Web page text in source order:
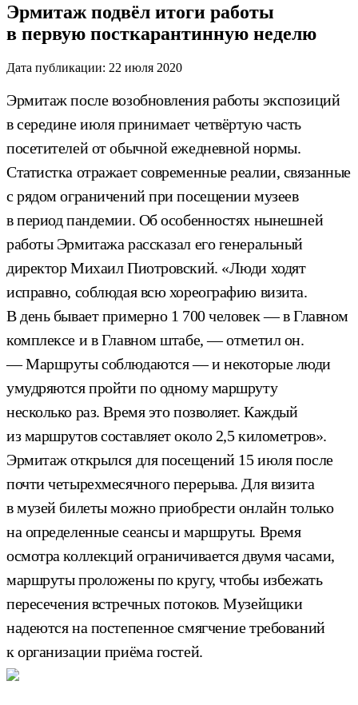
Эрмитаж подвёл итоги работы
в первую посткарантинную неделю
Дата публикации: 22 июля 2020
Эрмитаж после возобновления работы экспозиций
в середине июля принимает четвёртую часть
посетителей от обычной ежедневной нормы.
Статистка отражает современные реалии, связанные
с рядом ограничений при посещении музеев
в период пандемии. Об особенностях нынешней
работы Эрмитажа рассказал его генеральный
директор Михаил Пиотровский. «Люди ходят
исправно, соблюдая всю хореографию визита.
В день бывает примерно 1 700 человек — в Главном
комплексе и в Главном штабе, — отметил он.
— Маршруты соблюдаются — и некоторые люди
умудряются пройти по одному маршруту
несколько раз. Время это позволяет. Каждый
из маршрутов составляет около 2,5 километров».
Эрмитаж открылся для посещений 15 июля после
почти четырехмесячного перерыва. Для визита
в музей билеты можно приобрести онлайн только
на определенные сеансы и маршруты. Время
осмотра коллекций ограничивается двумя часами,
маршруты проложены по кругу, чтобы избежать
пересечения встречных потоков. Музейщики
надеются на постепенное смягчение требований
к организации приёма гостей.